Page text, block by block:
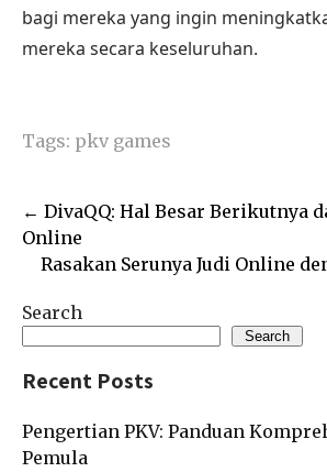
bagi mereka yang ingin
mereka secara keseluruhan.
Tags: pkv games
Post
navigation
← DivaQQ: Hal Besar Berikutnya
Online
Rasakan Serunya Judi Online
Search
Search
Recent Posts
Pengertian PKV: Panduan
Pemula